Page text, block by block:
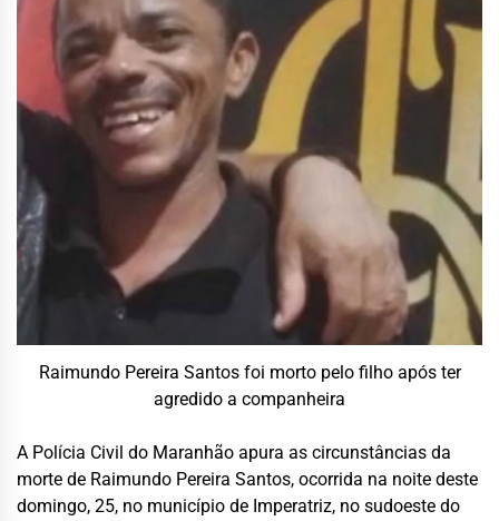
Raimundo Pereira Santos foi morto pelo filho após ter
agredido a companheira
A Polícia Civil do Maranhão apura as circunstâncias da
morte de Raimundo Pereira Santos, ocorrida na noite deste
domingo, 25, no município de Imperatriz, no sudoeste do